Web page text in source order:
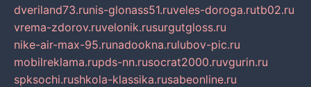
dveriland73.runis-glonass51.ruveles-doroga.rutb02.ru
vrema-zdorov.ruvelonik.rusurgutgloss.ru
nike-air-max-95.runadookna.rulubov-pic.ru
mobilreklama.rupds-nn.rusocrat2000.ruvgurin.ru
spksochi.rushkola-klassika.rusabeonline.ru